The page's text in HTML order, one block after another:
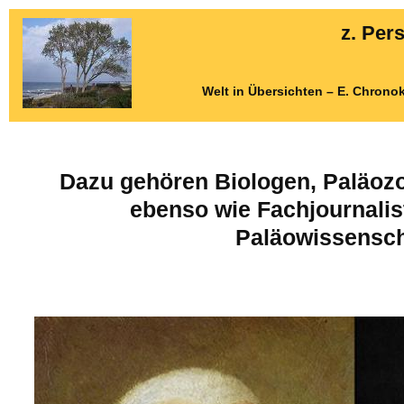
z.
Welt in Übersichten – E.
Dazu gehören Biologen,
ebenso wie